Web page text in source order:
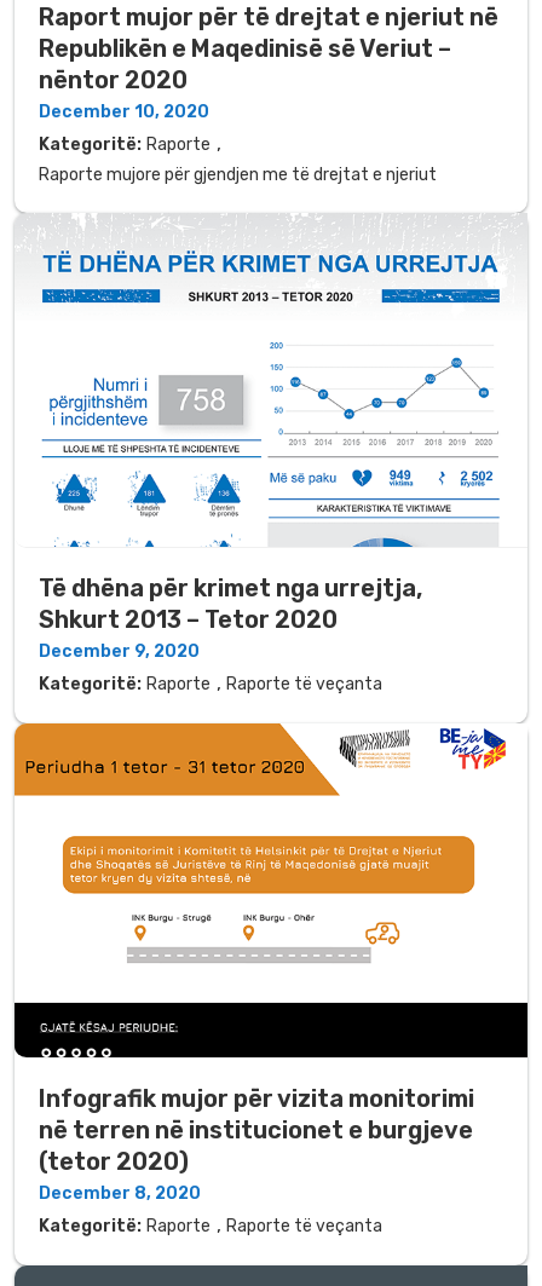
Raport mujor për të drejtat e njeriut në
Republikën e Maqedinisë së Veriut –
nëntor 2020
December 10, 2020
Kategoritë: Raporte ,
Raporte mujore për gjendjen me të drejtat e njeriut
Të dhëna për krimet nga urrejtja,
Shkurt 2013 – Tetor 2020
December 9, 2020
Kategoritë: Raporte , Raporte të veçanta
Infografik mujor për vizita monitorimi
në terren në institucionet e burgjeve
(tetor 2020)
December 8, 2020
Kategoritë: Raporte , Raporte të veçanta